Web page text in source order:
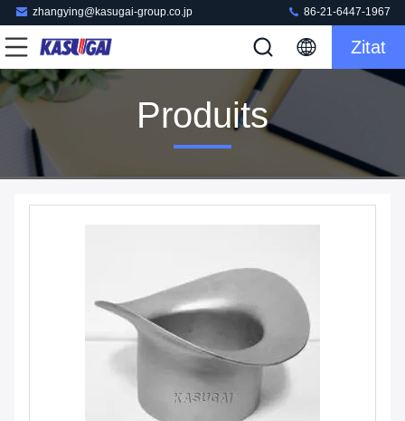
zhangying@kasugai-group.co.jp 86-21-6447-1967
Zitat
Produits